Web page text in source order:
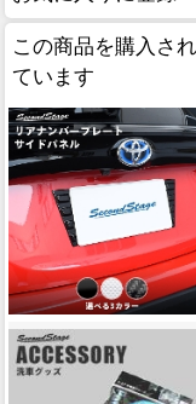
この商品を購入さ
ています